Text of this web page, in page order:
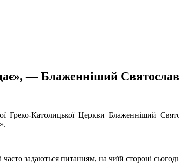
— Блаженніший Святослав
Греко-Католицької Церкви Блаженніший
задаються питанням, на чиїй стороні